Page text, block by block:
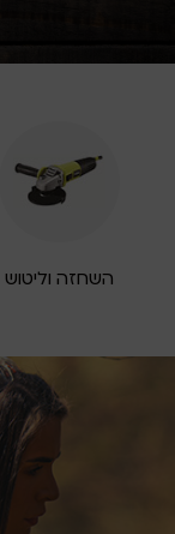
השחזה וליטוש